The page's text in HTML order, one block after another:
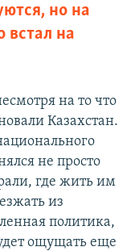
но на
встал на
на то что
Казахстан.
не просто
где жить им
из
политика,
ощущать еще